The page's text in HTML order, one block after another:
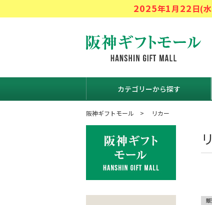
2025年1月22日(
カテゴリーから探す
阪神ギフトモール リカー